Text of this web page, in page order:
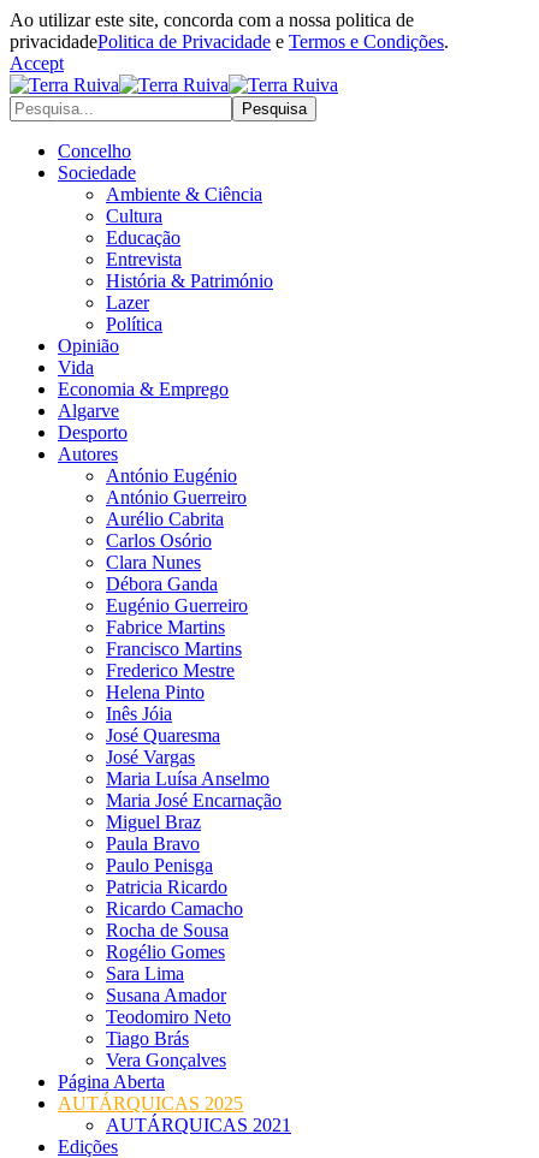
Ao utilizar este site, concorda com a nossa politica de
privacidadePolitica de Privacidade e Termos e Condições.
Accept
Concelho
Sociedade
Ambiente & Ciência
Cultura
Educação
Entrevista
História & Património
Lazer
Política
Opinião
Vida
Economia & Emprego
Algarve
Desporto
Autores
António Eugénio
António Guerreiro
Aurélio Cabrita
Carlos Osório
Clara Nunes
Débora Ganda
Eugénio Guerreiro
Fabrice Martins
Francisco Martins
Frederico Mestre
Helena Pinto
Inês Jóia
José Quaresma
José Vargas
Maria Luísa Anselmo
Maria José Encarnação
Miguel Braz
Paula Bravo
Paulo Penisga
Patricia Ricardo
Ricardo Camacho
Rocha de Sousa
Rogélio Gomes
Sara Lima
Susana Amador
Teodomiro Neto
Tiago Brás
Vera Gonçalves
Página Aberta
AUTÁRQUICAS 2025
AUTÁRQUICAS 2021
Edições